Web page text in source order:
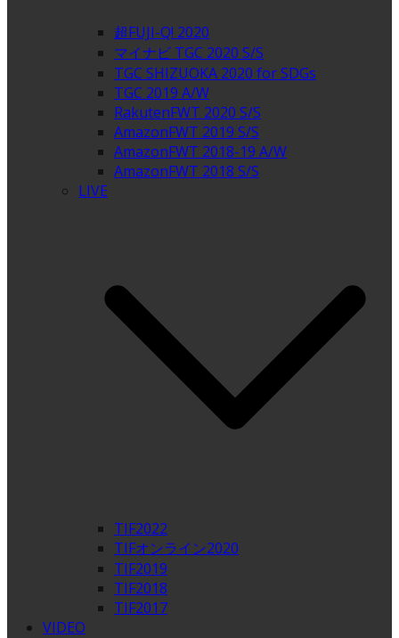
超FUJI-Q! 2020
マイナビ TGC 2020 S/S
TGC SHIZUOKA 2020 for SDGs
TGC 2019 A/W
RakutenFWT 2020 S/S
AmazonFWT 2019 S/S
AmazonFWT 2018-19 A/W
AmazonFWT 2018 S/S
LIVE
TIF2022
TIFオンライン2020
TIF2019
TIF2018
TIF2017
VIDEO